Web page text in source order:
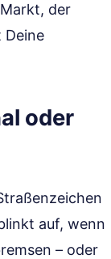
der
Deine
oder
auf, wenn
– oder